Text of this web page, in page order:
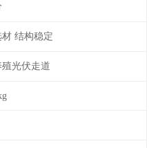
材 结构稳定
光伏走道